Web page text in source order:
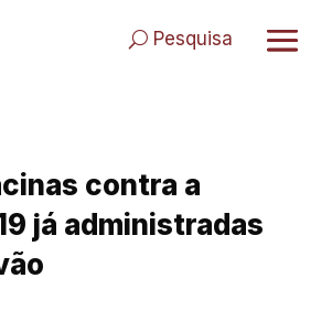
Pesquisa
contra a
já administradas